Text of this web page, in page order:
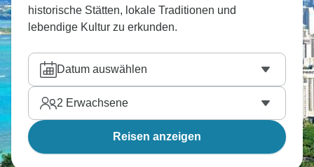
historische Stätten, lokale Traditionen und
lebendige Kultur zu erkunden.
Datum auswählen
2 Erwachsene
Reisen anzeigen